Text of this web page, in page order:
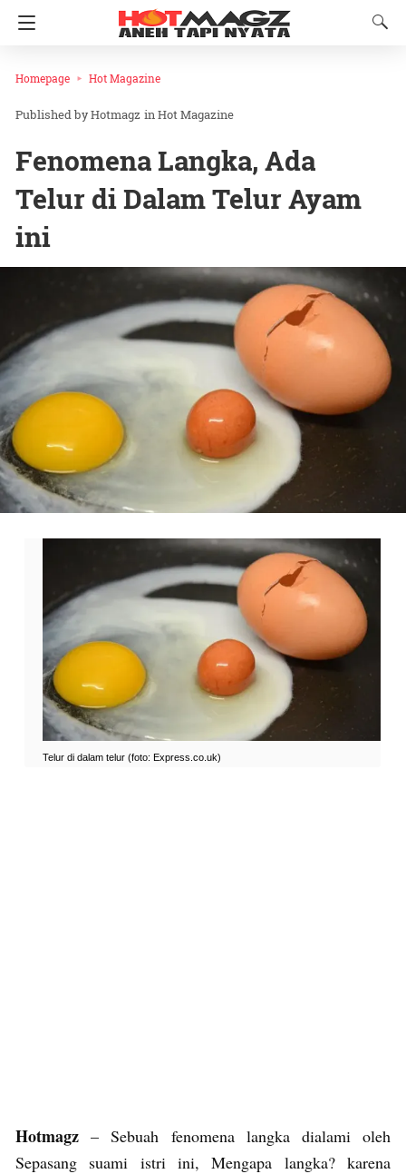
Homepage Hot Magazine
Hotmagz inHot Magazine
Fenomena Langka, Ada
Telur di Dalam Telur Ayam
ini
Telur di dalam telur (foto: Express.co.uk)
Hotmagz– Sebuah fenomena langka dialami oleh
Sepasang suami istri ini, Mengapa langka? karena